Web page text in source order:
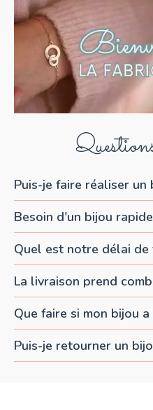
Puis-je faire réaliser un
Besoin d'un bijou
Quel est notre délai de
La livraison prend
Que faire si mon bijou
Puis-je retourner un